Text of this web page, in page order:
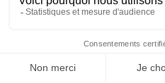
– Acclamons la Parole de Dieu.